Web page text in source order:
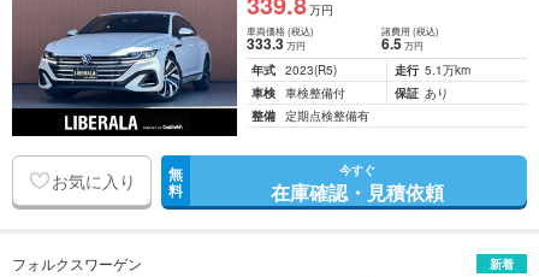
万円
車両価格(税込)
333.3万円
諸費用 (税込)
6.5 万円
年式 2023(R5) 走行 5.1万km
車検 車検整備付 保証 あり
整備 定期点検整備有
お気に入り 無
料
今すぐ
在庫確認・見積依頼
フォルクスワーゲン 新着